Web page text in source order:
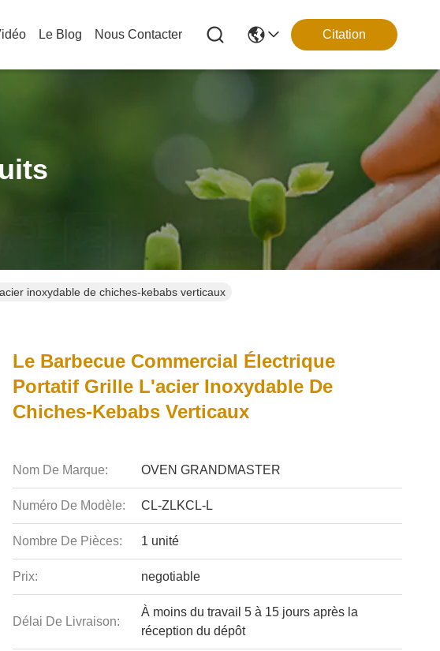
Le Blog Nous Contacter Citation
inoxydable de chiches-kebabs verticaux
Le Barbecue Commercial Électrique
Portatif Grille L'acier Inoxydable De
Chiches-Kebabs Verticaux
Nom De Marque: OVEN GRANDMASTER
Numéro De Modèle: CL-ZLKCL-L
Nombre De Pièces: 1 unité
Prix: negotiable
Délai De Livraison:
À moins du travail 5 à 15 jours après la
réception du dépôt